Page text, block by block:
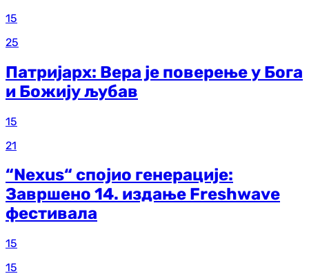
15
25
Патријарх: Вера је поверење у Бога
и Божију љубав
15
21
“Nexus“ спојио генерације:
Завршено 14. издање Freshwave
фестивала
15
15